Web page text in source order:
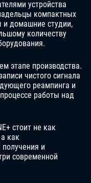
устройства
компактных
и домашние студии,
количеству
этапе производства.
чистого сигнала
реампинга и
работы над
стоит не как
как
и
современной